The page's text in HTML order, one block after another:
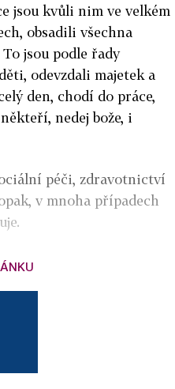
jsou kvůli nim ve velkém
obsadili všechna
jsou podle řady
odevzdali majetek a
den, chodí do práce,
nedej bože, i
péči, zdravotnictví
v mnoha případech